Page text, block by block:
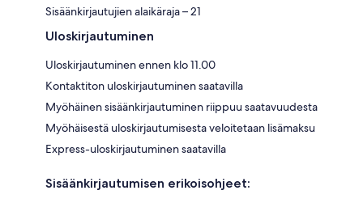
Sisäänkirjautujien alaikäraja – 21
Uloskirjautuminen
Uloskirjautuminen ennen klo 11.00
Kontaktiton uloskirjautuminen saatavilla
Myöhäinen sisäänkirjautuminen riippuu saatavuudesta
Myöhäisestä uloskirjautumisesta veloitetaan lisämaksu
Express-uloskirjautuminen saatavilla
Sisäänkirjautumisen erikoisohjeet: